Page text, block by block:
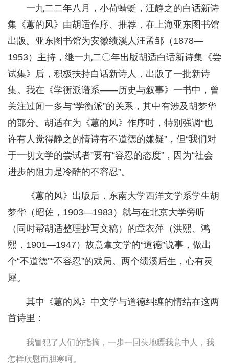
一九二二年八月，小荷蜻蜓，汪静之的白话新诗
集《蕙的风》由胡适作序、推荐，在上海亚东图书馆
出版。亚东图书馆为安徽绩溪人汪孟邹（1878—
1953）主持，继一九二〇年出版胡适白话新诗集《尝
试集》后，积极扶持白话新诗人，出版了一批新诗
集。我在《学衡派谱系——历史与叙事》一书中，曾
关注过闻一多与“学衡派”的关系，其中有涉及胡梦华
的部分。胡适在为《蕙的风》作序时，特别强调“也
许有人觉得静之的情诗有不道德的嫌疑”，但“我们对
于一切文学的尝试者”要有“容忍的态度”，因为“社会
进步的阻力是冷酷的不容忍”。
《蕙的风》出版后，东南大学西洋文学系学生胡
梦华（昭佐，1903—1983）就与在北京大学旁听
（同时帮胡适整理抄写文稿）的章衣萍（洪熙、鸿
熙，1901—1947）故意拿文学的“道德”说事，做出
个“不道德”“不容忍”的戏局。两个绩溪后生，心有灵
犀。
其中《蕙的风》中文学与道德纠缠的情结在这两
首诗里：
我冒犯了人们的指摘，一步一回头地瞟我意中人，我
怎样欣慰而胆寒呵。